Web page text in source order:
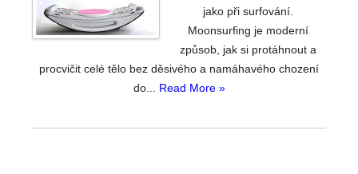
jako při surfování.
Moonsurfing je moderní
způsob, jak si protáhnout a
procvičit celé tělo bez děsivého a namáhavého chození
do... Read More »